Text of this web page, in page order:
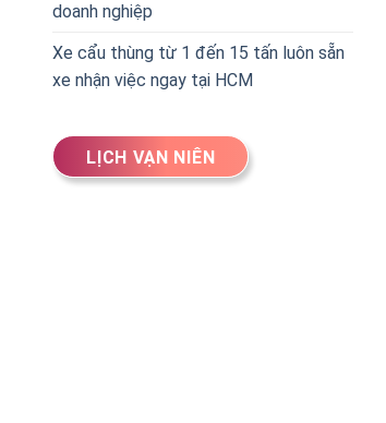
doanh nghiệp
Xe cẩu thùng từ 1 đến 15 tấn luôn sẵn
xe nhận việc ngay tại HCM
LỊCH VẠN NIÊN